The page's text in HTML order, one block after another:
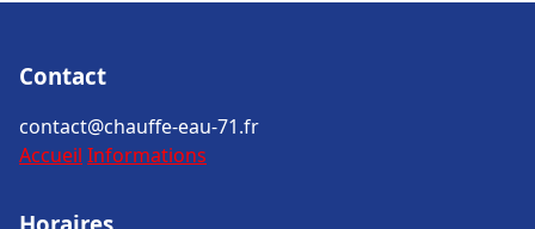
Contact
contact@chauffe-eau-71.fr
Accueil Informations